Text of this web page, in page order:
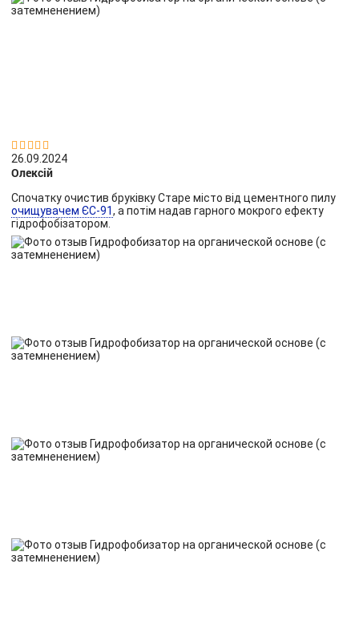


26.09.2024
Олексій
Спочатку очистив бруківку Старе місто від цементного пилу
очищувачем ЄС-91, а потім надав гарного мокрого ефекту
гідрофобізатором.